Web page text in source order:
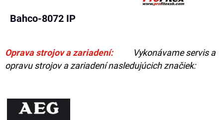
Bahco-8072 IP
Oprava strojov a zariadení:
Vykonávame servis a
opravu strojov a zariadení nasledujúcich značiek: